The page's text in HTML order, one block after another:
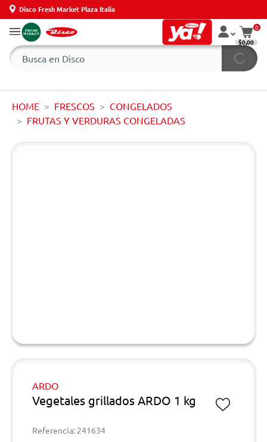
Disco Fresh Market Plaza Italia
0
$0,00
HOME FRESCOS
CONGELADOS
FRUTAS Y VERDURAS CONGELADAS
ARDO
Vegetales grillados ARDO 1 kg
Referencia: 241634